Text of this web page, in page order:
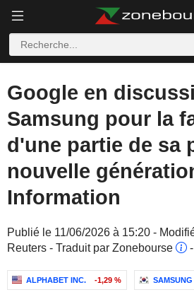
Google en
Samsung pour la
d'une partie de sa
nouvelle
Information
Publié le 11/06/2026 à 15:20 -
Reuters - Traduit par Zonebourse
-
ALPHABET INC. -1,29 %